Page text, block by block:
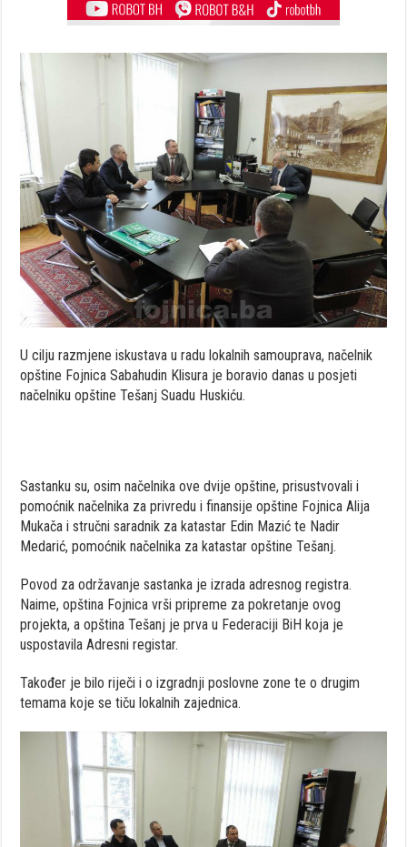
U cilju razmjene iskustava u radu lokalnih samouprava, načelnik
opštine Fojnica Sabahudin Klisura je boravio danas u posjeti
načelniku opštine Tešanj Suadu Huskiću.
Sastanku su, osim načelnika ove dvije opštine, prisustvovali i
pomoćnik načelnika za privredu i finansije opštine Fojnica Alija
Mukača i stručni saradnik za katastar Edin Mazić te Nadir
Medarić, pomoćnik načelnika za katastar opštine Tešanj.
Povod za održavanje sastanka je izrada adresnog registra.
Naime, opština Fojnica vrši pripreme za pokretanje ovog
projekta, a opština Tešanj je prva u Federaciji BiH koja je
uspostavila Adresni registar.
Također je bilo riječi i o izgradnji poslovne zone te o drugim
temama koje se tiču lokalnih zajednica.